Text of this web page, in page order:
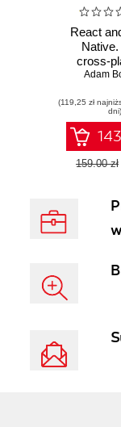
React
cross-
for
and
Adam
(119,25 zł
dni)
159.00 zł